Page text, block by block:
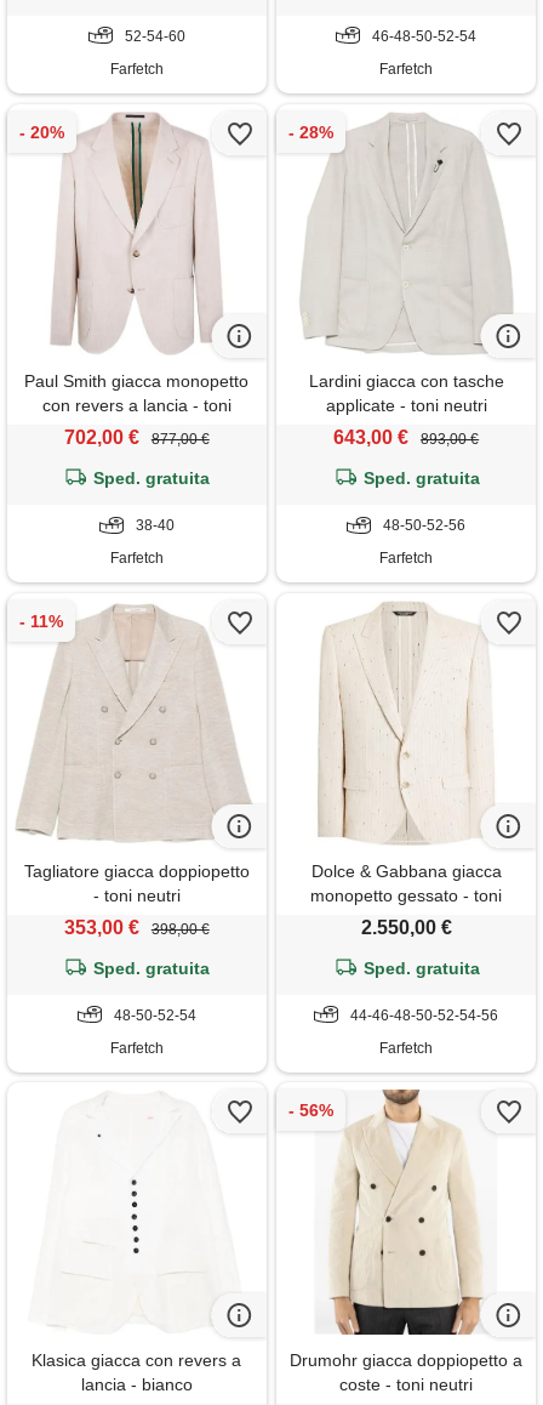
52-54-60
Farfetch
46-48-50-52-54
Farfetch
Paul Smith giacca monopetto
con revers a lancia - toni
neutri
702,00 € 877,00 €
Sped. gratuita
38-40
Farfetch
Lardini giacca con tasche
applicate - toni neutri
643,00 € 893,00 €
Sped. gratuita
48-50-52-56
Farfetch
Tagliatore giacca doppiopetto
- toni neutri
353,00 € 398,00 €
Sped. gratuita
48-50-52-54
Farfetch
Dolce & Gabbana giacca
monopetto gessato - toni
neutri
2.550,00 €
Sped. gratuita
44-46-48-50-52-54-56
Farfetch
Klasica giacca con revers a
lancia - bianco
Drumohr giacca doppiopetto a
coste - toni neutri